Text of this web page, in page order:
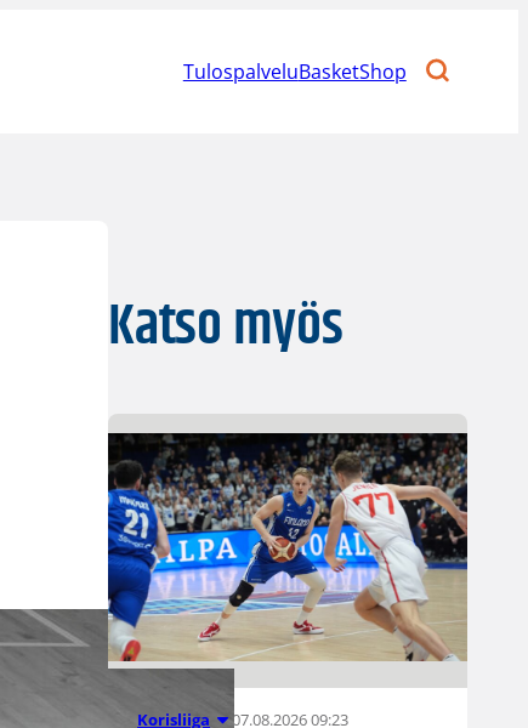
TulospalveluBasketShop
Katso myös
Korisliiga 07.08.2026 09:23